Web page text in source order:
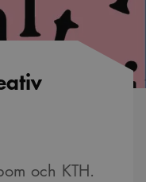
och KTH.